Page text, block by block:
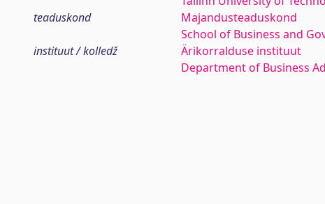
teaduskond
Majandusteaduskond
School of Business and
instituut / kolledž
Ärikorralduse instituut
Department of Business